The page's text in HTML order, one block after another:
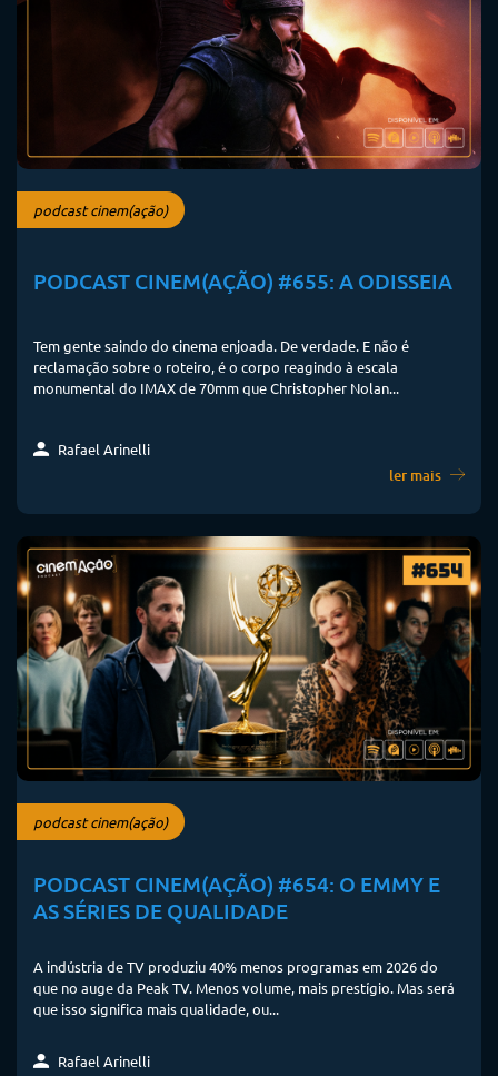
podcast cinem(ação)
PODCAST CINEM(AÇÃO) #655: A ODISSEIA
Tem gente saindo do cinema enjoada. De verdade. E não é
reclamação sobre o roteiro, é o corpo reagindo à escala
monumental do IMAX de 70mm que Christopher Nolan...
Rafael Arinelli
ler mais
podcast cinem(ação)
PODCAST CINEM(AÇÃO) #654: O EMMY E
AS SÉRIES DE QUALIDADE
A indústria de TV produziu 40% menos programas em 2026 do
que no auge da Peak TV. Menos volume, mais prestígio. Mas será
que isso significa mais qualidade, ou...
Rafael Arinelli